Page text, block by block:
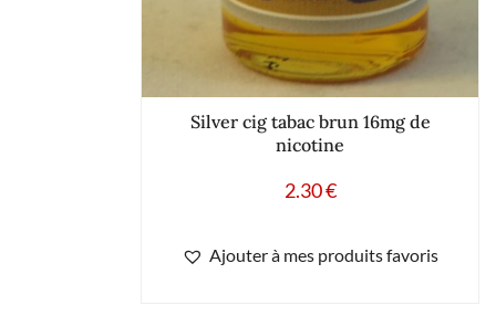
Silver cig tabac brun 16mg de
nicotine
2.30€
Ajouter à mes produits favoris